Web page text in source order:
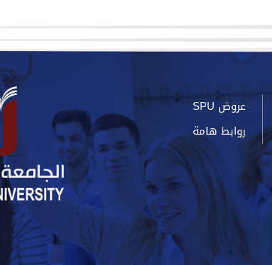
عروض SPU
روابط هامة